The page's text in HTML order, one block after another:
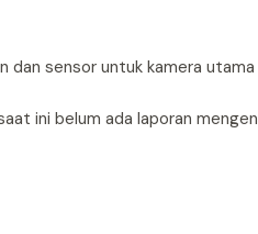
sensor untuk kamera utama
ini belum ada laporan